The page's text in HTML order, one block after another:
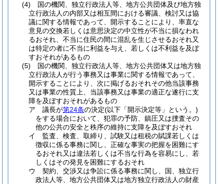
(4)
国の機関、独立行政法人等、地方公共団体及び地方独
立行政法人の内部又は相互間における審議、検討又は協
議に関する情報であって、開示することにより、率直な
意見の交換若しくは意思決定の中立性が不当に損なわれ
るおそれ、不当に住民の間に混乱を生じさせるおそれ又
は特定の者に不当に利益を与え、若しくは不利益を及ぼ
すおそれがあるもの
(5)
国の機関、独立行政法人等、地方公共団体又は地方独
立行政法人が行う事務又は事業に関する情報であって、
開示することにより、次に掲げるおそれその他当該事務
又は事業の性質上、当該事務又は事業の適正な遂行に支
障を及ぼすおそれがあるもの
ア
議長が第24条の決定(以下「開示決定等」という。)
をする場合において、犯罪の予防、鎮圧又は捜査その
他の公共の安全と秩序の維持に支障を及ぼすおそれ
イ
監査、検査、取締り、試験又は租税の賦課若しくは
徴収に係る事務に関し、正確な事実の把握を困難にす
るおそれ又は違法若しくは不当な行為を容易にし、若
しくはその発見を困難にするおそれ
ウ
契約、交渉又は争訟に係る事務に関し、国、独立行
政法人等、地方公共団体又は地方独立行政法人の財産